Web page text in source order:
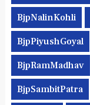
BjpNalinKohli
BjpPiyushGoyal
BjpRamMadhav
BjpSambitPatra